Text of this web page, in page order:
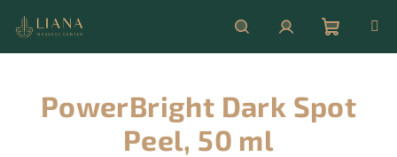
obsah
HledatPřihlášeníNákupní
košík
PowerBright Dark Spot
Peel, 50 ml